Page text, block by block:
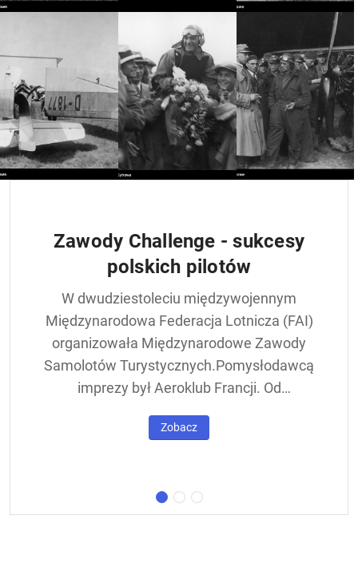
Zawody Challenge - sukcesy
polskich pilotów
W dwudziestoleciu międzywojennym
Międzynarodowa Federacja Lotnicza (FAI)
organizowała Międzynarodowe Zawody
Samolotów Turystycznych.Pomysłodawcą
imprezy był Aeroklub Francji. Od
de Tourisme – zawody nazywane były w
trasie znajdowała się m.in. Warszawa.
Zobacz